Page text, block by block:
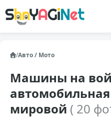
/Авто / Мото
Машины на
мировой ( 20